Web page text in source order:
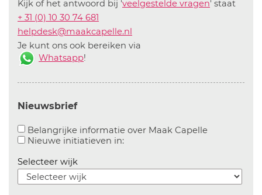
Kijk of het antwoord bij 'veelgestelde vragen' staat
+ 31 (0) 10 30 74 681
helpdesk@maakcapelle.nl
Je kunt ons ook bereiken via
Whatsapp!
Nieuwsbrief
Belangrijke informatie over Maak CapelleAanvinken
Nieuwe initiatieven in:Aanvinken om informatie over
Selecteer wijk